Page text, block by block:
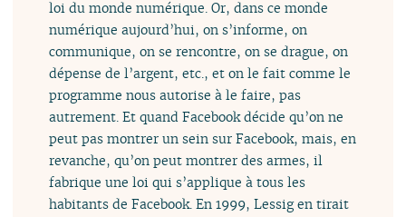
loi du monde numérique. Or, dans ce monde
numérique aujourd’hui, on s’informe, on
communique, on se rencontre, on se drague, on
dépense de l’argent, etc., et on le fait comme le
programme nous autorise à le faire, pas
autrement. Et quand Facebook décide qu’on ne
peut pas montrer un sein sur Facebook, mais, en
revanche, qu’on peut montrer des armes, il
fabrique une loi qui s’applique à tous les
habitants de Facebook. En 1999, Lessig en tirait